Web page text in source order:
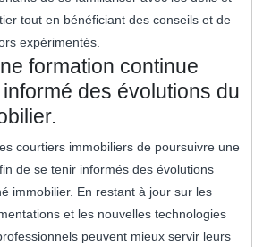
tout en bénéficiant des conseils et de
expérimentés.
formation continue
des évolutions du
courtiers immobiliers de poursuivre une
de se tenir informés des évolutions
immobilier. En restant à jour sur les
et les nouvelles technologies
peuvent mieux servir leurs